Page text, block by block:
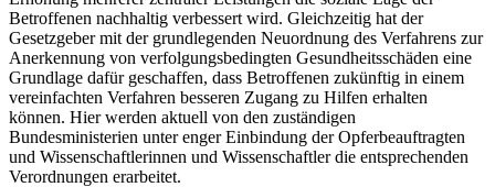
Betroffenen nachhaltig verbessert wird. Gleichzeitig hat der
Gesetzgeber mit der grundlegenden Neuordnung des Verfahrens zur
Anerkennung von verfolgungsbedingten Gesundheitsschäden eine
Grundlage dafür geschaffen, dass Betroffenen zukünftig in einem
vereinfachten Verfahren besseren Zugang zu Hilfen erhalten
können. Hier werden aktuell von den zuständigen
Bundesministerien unter enger Einbindung der Opferbeauftragten
und Wissenschaftlerinnen und Wissenschaftler die entsprechenden
Verordnungen erarbeitet.